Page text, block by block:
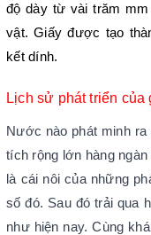
độ dày từ vài trăm
vật. Giấy được tạo
kết dính.
Lịch sử phát triển của
Nước nào phát minh
tích rộng lớn hàng
là cái nôi của những
số đó. Sau đó trải qua
như hiện nay. Cùng